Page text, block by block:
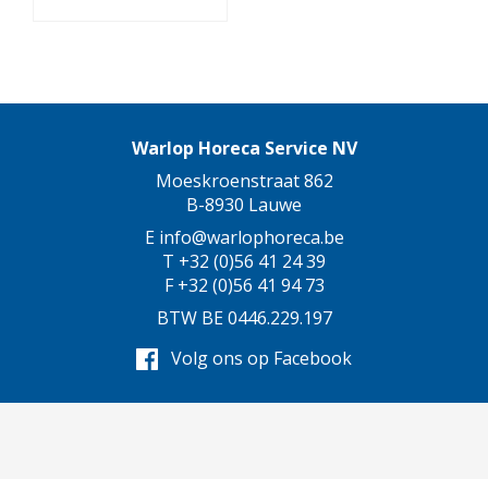
Warlop Horeca Service NV
Moeskroenstraat 862
B-8930 Lauwe
E info@warlophoreca.be
T +32 (0)56 41 24 39
F+32 (0)56 41 94 73
BTW BE 0446.229.197
Volg ons op Facebook